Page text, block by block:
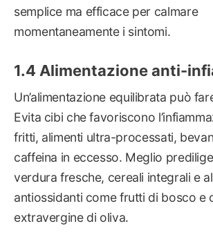
semplice ma efficace per calmare
momentaneamente i sintomi.
Alimentazione anti-
Un’alimentazione equilibrata può
Evita cibi che favoriscono
fritti, alimenti ultra-processati,
caffeina in eccesso. Meglio
verdura fresche, cereali integrali e
antiossidanti come frutti di bosco e
extravergine di oliva.